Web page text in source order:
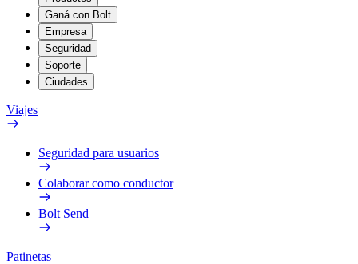
Ganá con Bolt
Empresa
Seguridad
Soporte
Ciudades
Viajes
Seguridad para usuarios
Colaborar como conductor
Bolt Send
Patinetas